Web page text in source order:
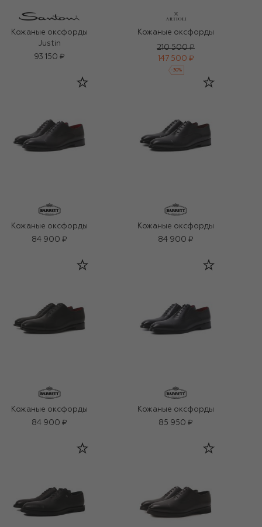
Кожаные оксфорды
Justin
93 150 ₽
Кожаные оксфорды
210 500 ₽
147 500 ₽
-30%
Кожаные оксфорды
84 900 ₽
Кожаные оксфорды
84 900 ₽
Кожаные оксфорды
84 900 ₽
Кожаные оксфорды
85 950 ₽